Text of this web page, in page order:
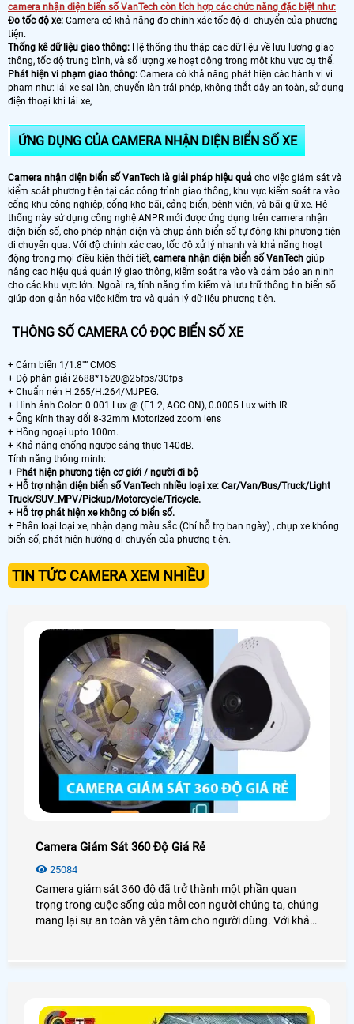
camera nhận diện biển số VanTech còn tích hợp các chức năng đặc biệt như:
Đo tốc độ xe: Camera có khả năng đo chính xác tốc độ di chuyển của phương
tiện.
Thống kê dữ liệu giao thông: Hệ thống thu thập các dữ liệu về lưu lượng giao
thông, tốc độ trung bình, và số lượng xe hoạt động trong một khu vực cụ thể.
Phát hiện vi phạm giao thông: Camera có khả năng phát hiện các hành vi vi
phạm như: lái xe sai làn, chuyển làn trái phép, không thắt dây an toàn, sử dụng
điện thoại khi lái xe,
ỨNG DỤNG CỦA CAMERA NHẬN DIỆN BIỂN SỐ XE
Camera nhận diện biển số VanTech là giải pháp hiệu quả cho việc giám sát và
kiểm soát phương tiện tại các công trình giao thông, khu vực kiểm soát ra vào
cổng khu công nghiệp, cổng kho bãi, cảng biển, bệnh viện, và bãi giữ xe. Hệ
thống này sử dụng công nghệ ANPR mới được ứng dụng trên camera nhận
diện biển số, cho phép nhận diện và chụp ảnh biển số tự động khi phương tiện
di chuyển qua. Với độ chính xác cao, tốc độ xử lý nhanh và khả năng hoạt
động trong mọi điều kiện thời tiết, camera nhận diện biển số VanTech giúp
nâng cao hiệu quả quản lý giao thông, kiểm soát ra vào và đảm bảo an ninh
cho các khu vực lớn. Ngoài ra, tính năng tìm kiếm và lưu trữ thông tin biển số
giúp đơn giản hóa việc kiểm tra và quản lý dữ liệu phương tiện.
THÔNG SỐ CAMERA CÓ ĐỌC BIỂN SỐ XE
+ Cảm biến 1/1.8″” CMOS
+ Độ phân giải 2688*1520@25fps/30fps
+ Chuẩn nén H.265/H.264/MJPEG.
+ Hình ảnh Color: 0.001 Lux @ (F1.2, AGC ON), 0.0005 Lux with IR.
+ Ống kính thay đổi 8-32mm Motorized zoom lens
+ Hồng ngoại upto 100m.
+ Khả năng chống ngược sáng thực 140dB.
Tính năng thông minh:
+ Phát hiện phương tiện cơ giới / người đi bộ
+ Hỗ trợ nhận diện biển số VanTech nhiều loại xe: Car/Van/Bus/Truck/Light
Truck/SUV_MPV/Pickup/Motorcycle/Tricycle.
+ Hỗ trợ phát hiện xe không có biển số.
+ Phân loại loại xe, nhận dạng màu sắc (Chỉ hỗ trợ ban ngày) , chụp xe không
biển số, phát hiện hướng di chuyển của phương tiện.
TIN TỨC CAMERA XEM NHIỀU
Camera Giám Sát 360 Độ Giá Rẻ
25084
Camera giám sát 360 độ đã trở thành một phần quan
trọng trong cuộc sống của mỗi con người chúng ta, chúng
mang lại sự an toàn và yên tâm cho người dùng. Với khả